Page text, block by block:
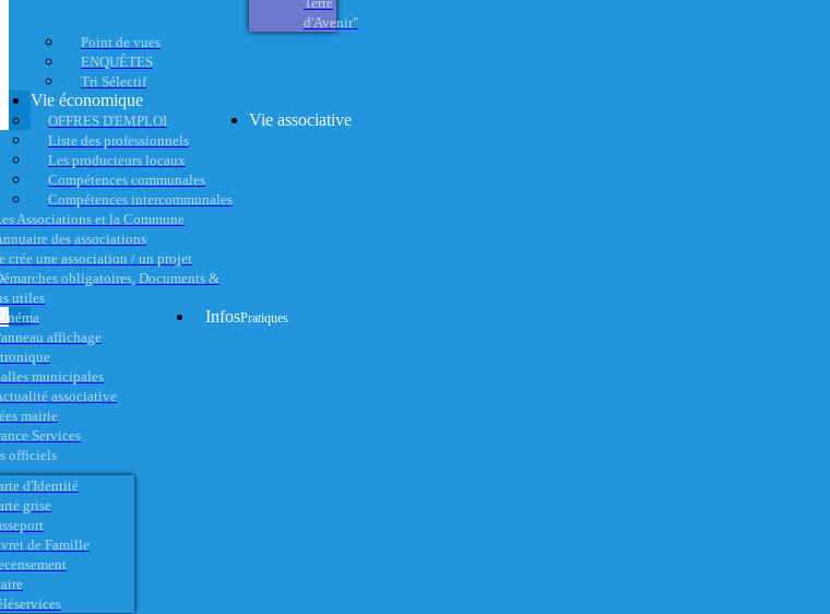
d'Avenir"
Point de vues
ENQUÊTES
Tri Sélectif
Vie économique
OFFRES D'EMPLOI
Liste des professionnels
Les producteurs locaux
Compétences communales
Compétences intercommunales
Vie associative
Associations et la Commune
des associations
crée une association / un projet
obligatoires, Documents &
utiles
affichage
municipales
associative
InfosPratiques
mairie
Services
officiels
d'Identité
grise
de Famille